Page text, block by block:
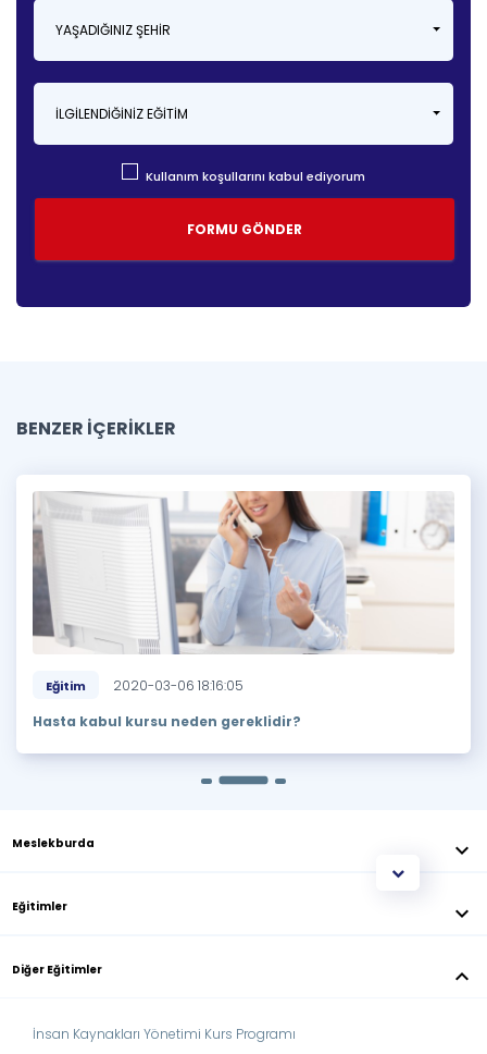
YAŞADIĞINIZ ŞEHIR
İLGILENDIĞINIZ EĞITIM
Kullanım koşullarını kabul ediyorum
BENZER İÇERİKLER
Eğitim
2020-03-06 18:16:05
Hasta kabul kursu neden gereklidir?
Meslekburda keyboard_arrow_down
Eğitimler keyboard_arrow_down
Diğer Eğitimler keyboard_arrow_down
İnsan Kaynakları Yönetimi Kurs Programı